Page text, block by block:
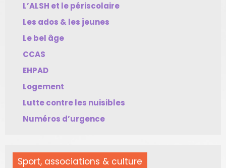
L’ALSH et le périscolaire
Les ados & les jeunes
Le bel âge
CCAS
EHPAD
Logement
Lutte contre les nuisibles
Numéros d’urgence
Sport, associations & culture